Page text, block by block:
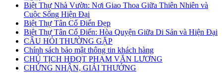
Biệt Thự Nhà Vườn: Nơi Giao Thoa Giữa Thiên Nhiên và
Cuộc Sống Hiện Đại
Biệt Thự Tân Cổ Điển Đẹp
Biệt Thự Tân Cổ Điển: Hòa Quyện Giữa Di Sản và Hiện Đại
CÂU HỎI THƯỜNG GẶP
Chính sách bảo mật thông tin khách hàng
CHỦ TỊCH HĐQT PHẠM VĂN LƯƠNG
CHỨNG NHẬN, GIẢI THƯỞNG